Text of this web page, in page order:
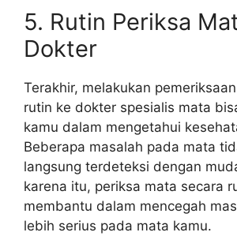
5. Rutin Periksa
Dokter
Terakhir, melakukan
rutin ke dokter spesialis mata
kamu dalam mengetahui
Beberapa masalah pada mata
langsung terdeteksi dengan
karena itu, periksa mata secara
membantu dalam mencegah
lebih serius pada mata kamu.